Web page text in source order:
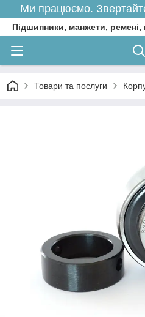
Ми працюємо.
Підшипники, манжети,
Товари та послуги